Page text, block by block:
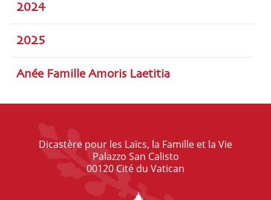
2024
2025
Anée Famille Amoris Laetitia
Dicastère pour les Laïcs, la Famille et la Vie
Palazzo San Calisto
00120 Cité du Vatican